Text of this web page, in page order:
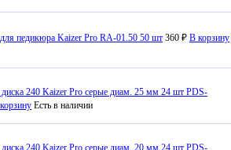
для педикюра Kaizer Pro RA-01.50 50 шт 360 ₽ В корзину
240 Kaizer Pro серые диам. 25 мм 24 шт PDS-
Есть в наличии
240 Kaizer Pro серые диам. 20 мм 24 шт PDS-